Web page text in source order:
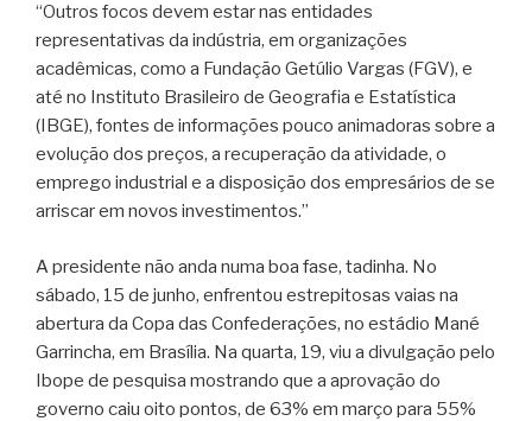
“Outros focos devem estar nas entidades
representativas da indústria, em organizações
acadêmicas, como a Fundação Getúlio Vargas (FGV), e
até no Instituto Brasileiro de Geografia e Estatística
(IBGE), fontes de informações pouco animadoras sobre a
evolução dos preços, a recuperação da atividade, o
emprego industrial e a disposição dos empresários de se
arriscar em novos investimentos.”
A presidente não anda numa boa fase, tadinha. No
sábado, 15 de junho, enfrentou estrepitosas vaias na
abertura da Copa das Confederações, no estádio Mané
Garrincha, em Brasília. Na quarta, 19, viu a divulgação pelo
Ibope de pesquisa mostrando que a aprovação do
governo caiu oito pontos, de 63% em março para 55%